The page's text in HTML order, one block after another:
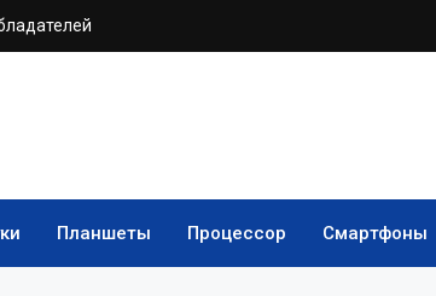
Планшеты Процессор Смартфоны